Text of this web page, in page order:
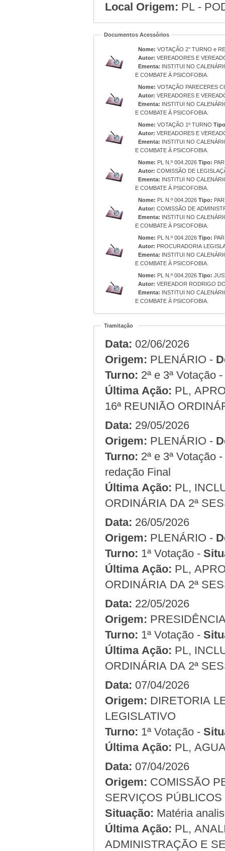
Local Origem: PL -
Documentos Acessórios
Nome: VOTAÇÃO 2° TURNO e
Autor: VEREADORES E
Ementa: INSTITUI NO
E COMBATE À PSICOFOBIA.
Nome: VOTAÇÃO PARECERES
Autor: VEREADORES E
Ementa: INSTITUI NO
E COMBATE À PSICOFOBIA.
Nome: VOTAÇÃO 1º TURNO
Autor: VEREADORES E
Ementa: INSTITUI NO
E COMBATE À PSICOFOBIA.
Nome: PL N.º 004.2026 Tipo:
Autor: COMISSÃO DE
Ementa: INSTITUI NO
E COMBATE À PSICOFOBIA.
Nome: PL N.º 004.2026 Tipo:
Autor: COMISSÃO DE
Ementa: INSTITUI NO
E COMBATE À PSICOFOBIA.
Nome: PL N.º 004.2026 Tipo:
Autor: PROCURADORIA
Ementa: INSTITUI NO
E COMBATE À PSICOFOBIA.
Nome: PL N.º 004.2026 Tipo:
Autor: VEREADOR RODRIGO
Ementa: INSTITUI NO
E COMBATE À PSICOFOBIA.
Tramitação
Data: 02/06/2026
Origem:
PLENÁRIO -
Turno:
2ª e 3ª Votação -
Última Ação: PL,
16ª REUNIÃO
Data: 29/05/2026
Origem:
PLENÁRIO -
Turno:
2ª e 3ª Votação -
redação Final
Última Ação: PL,
ORDINÁRIA DA 2ª
Data: 26/05/2026
Origem:
PLENÁRIO -
Turno:
1ª Votação -
Última Ação: PL,
ORDINÁRIA DA 2ª
Data: 22/05/2026
Origem:
Turno:
1ª Votação -
Última Ação: PL,
ORDINÁRIA DA 2ª
Data: 07/04/2026
Origem:
LEGISLATIVO
Turno:
1ª Votação -
Última Ação: PL,
Data: 07/04/2026
Origem:
Situação: Matéria
Última Ação: PL,
ADMINISTRAÇÃO E